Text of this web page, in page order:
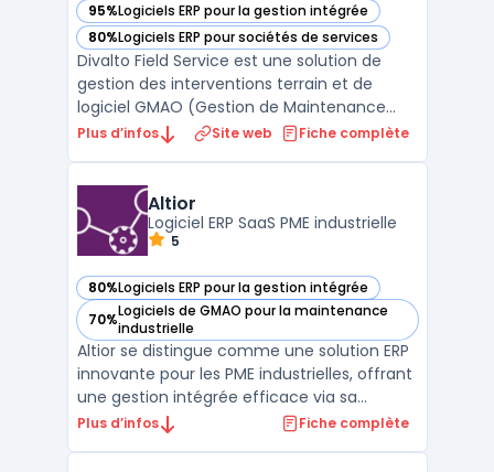
95%Logiciels ERP pour la gestion intégrée
— voir Divalto Field Service dans cette catégorie
80%Logiciels ERP pour sociétés de services
— voir Divalto Field Service dans cette catégorie
Divalto Field Service est une solution de
gestion des interventions terrain et de
logiciel GMAO (Gestion de Maintenance
Assistée par Ordinateur) éditée par Divalto,
d'installation et de SAV qui coordonnent des
technici ...
Plus d’infos Site web Fiche complète
Altior
Logiciel ERP SaaS PME industrielle
5
80%Logiciels ERP pour la gestion intégrée
— voir Altior dans cette catégorie
70%Logiciels de GMAO pour la maintenance
industrielle
— voir Altior dans cette catégorie
Altior se distingue comme une solution ERP
innovante pour les PME industrielles, offrant
une gestion intégrée efficace via sa
plateforme SaaS hébergée dans le cloud.
Plus d’infos Fiche complète